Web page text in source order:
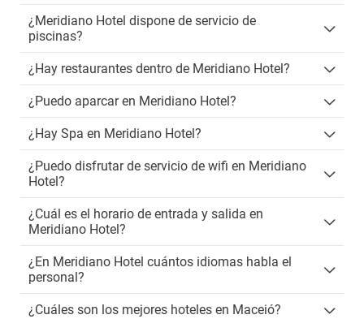
¿Meridiano Hotel dispone de servicio de
piscinas?
¿Hay restaurantes dentro de Meridiano Hotel?
¿Puedo aparcar en Meridiano Hotel?
¿Hay Spa en Meridiano Hotel?
¿Puedo disfrutar de servicio de wifi en Meridiano
Hotel?
¿Cuál es el horario de entrada y salida en
Meridiano Hotel?
¿En Meridiano Hotel cuántos idiomas habla el
personal?
¿Cuáles son los mejores hoteles en Maceió?